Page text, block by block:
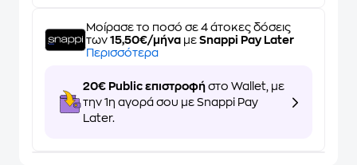
Μοίρασε το ποσό σε 4 άτοκες δόσεις
των 15,50€/μήνα με Snappi Pay Later
Περισσότερα
20€ Public επιστροφή στο Wallet, με
την 1η αγορά σου με Snappi Pay
Later.